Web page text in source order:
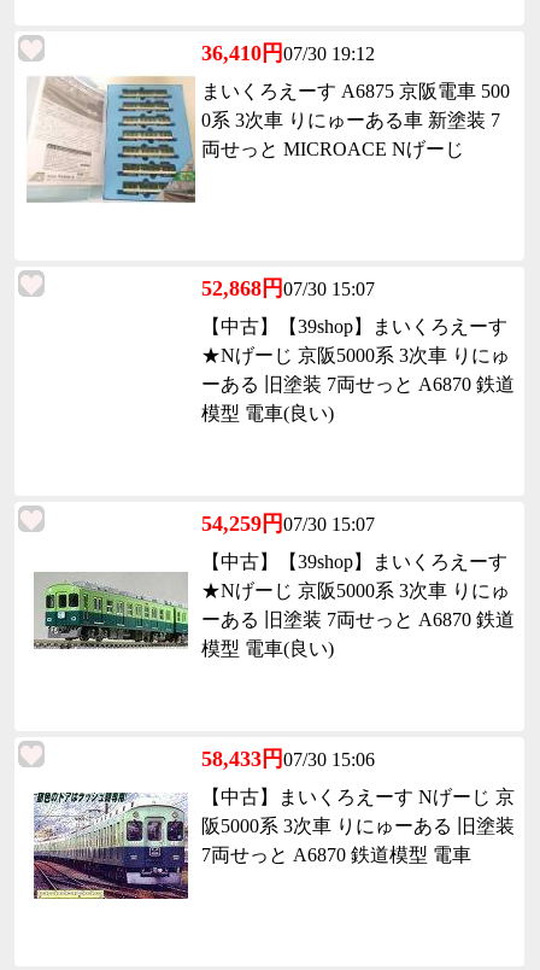
36,410円07/30 19:12
まいくろえーす A6875 京阪電車 500
0系 3次車 りにゅーある車 新塗装 7
両せっと MICROACE Nげーじ
52,868円07/30 15:07
【中古】【39shop】まいくろえーす
★Nげーじ 京阪5000系 3次車 りにゅ
ーある 旧塗装 7両せっと A6870 鉄道
模型 電車(良い)
54,259円07/30 15:07
【中古】【39shop】まいくろえーす
★Nげーじ 京阪5000系 3次車 りにゅ
ーある 旧塗装 7両せっと A6870 鉄道
模型 電車(良い)
58,433円07/30 15:06
【中古】まいくろえーす Nげーじ 京
阪5000系 3次車 りにゅーある 旧塗装
7両せっと A6870 鉄道模型 電車